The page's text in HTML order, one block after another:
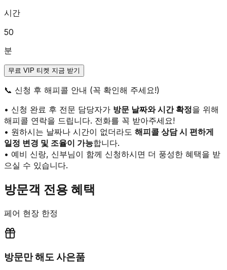
시간
50
분
무료 VIP 티켓 지금 받기
📞 신청 후 해피콜 안내 (꼭 확인해 주세요!)
• 신청 완료 후 전문 담당자가 방문 날짜와 시간 확정을 위해
해피콜 연락을 드립니다. 전화를 꼭 받아주세요!
• 원하시는 날짜나 시간이 없더라도 해피콜 상담 시 편하게
일정 변경 및 조율이 가능합니다.
• 예비 신랑, 신부님이 함께 신청하시면 더 풍성한 혜택을 받
으실 수 있습니다.
방문객 전용 혜택
페어 현장 한정
방문만 해도 사은품